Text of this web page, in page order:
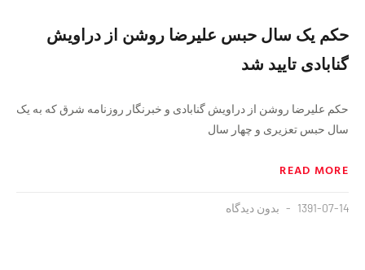
حکم یک سال حبس علیرضا روشن از دراویش
گنابادی تایید شد
حکم علیرضا روشن از دراویش گنابادی و خبرنگار روزنامه شرق که به یک
سال حبس تعزیری و چهار سال
READ MORE
1391-07-14 بدون دیدگاه